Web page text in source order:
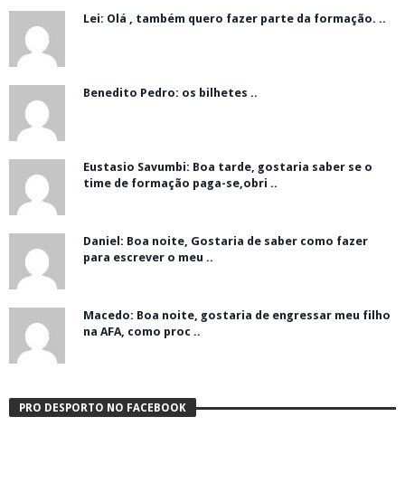
Lei: Olá , também quero fazer parte da formação. ..
Benedito Pedro: os bilhetes ..
Eustasio Savumbi: Boa tarde, gostaria saber se o
time de formação paga-se,obri ..
Daniel: Boa noite, Gostaria de saber como fazer
para escrever o meu ..
Macedo: Boa noite, gostaria de engressar meu filho
na AFA, como proc ..
PRO DESPORTO NO FACEBOOK